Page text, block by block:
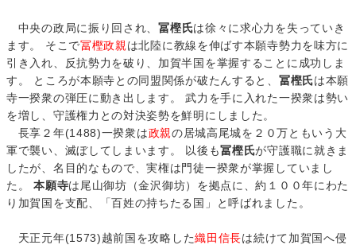
中央の政局に振り回され、冨樫氏は徐々に求心力を失っていき
ます。 そこで冨樫政親は北陸に教線を伸ばす本願寺勢力を味方に
引き入れ、反抗勢力を破り、加賀半国を掌握することに成功しま
す。 ところが本願寺との同盟関係が破たんすると、 冨樫氏は本願
寺一揆衆の弾圧に動き出します。 武力を手に入れた一揆衆は勢い
を増し、守護権力との対決姿勢を鮮明にしました。
長享２年(1488)一揆衆は政親の居城高尾城を２０万ともいう大
軍で襲い、滅ぼしてしまいます。 以後も冨樫氏が守護職に就きま
したが、名目的なもので、実権は門徒一揆衆が掌握していまし
た。本願寺は尾山御坊（金沢御坊）を拠点に、約１００年にわた
り加賀国を支配、「百姓の持ちたる国」と呼ばれました。
天正元年(1573)越前国を攻略した織田信長は続けて加賀国へ侵